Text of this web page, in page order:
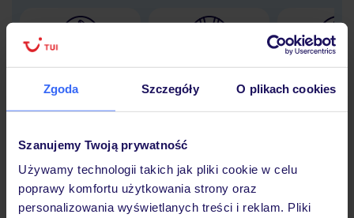
Zgoda Szczegóły O plikach cookies
Szanujemy Twoją prywatność
Używamy technologii takich jak pliki cookie w celu
poprawy komfortu użytkowania strony oraz
personalizowania wyświetlanych treści i reklam. Pliki
Hotel